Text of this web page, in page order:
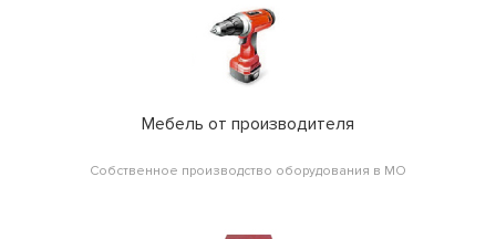
Мебель от производителя
Собственное производство оборудования в МО